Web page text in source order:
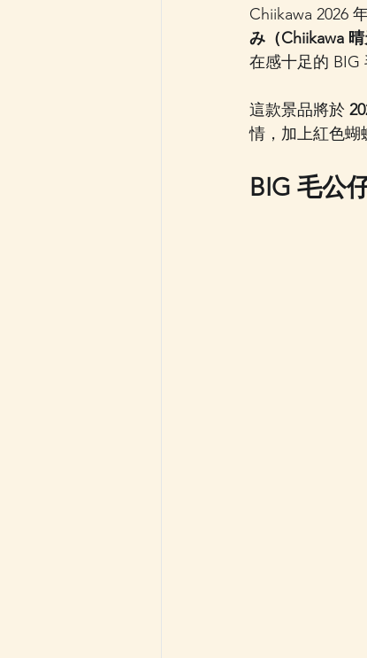
Chiikawa 2026
み（Chiikawa 晴
在感十足的 BIG
這款景品將於
情，加上紅色蝴
BIG 毛公